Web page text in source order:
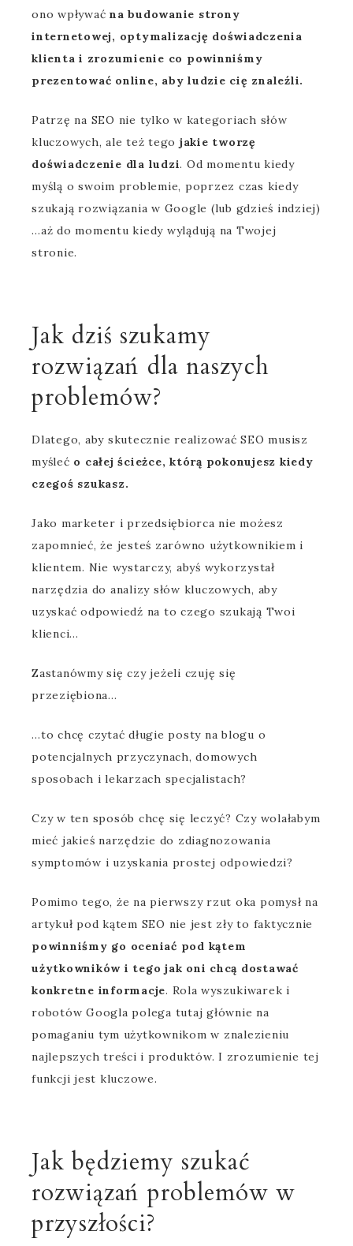
ono wpływać na budowanie strony
internetowej, optymalizację doświadczenia
klienta i zrozumienie co powinniśmy
prezentować online, aby ludzie cię znaleźli.
Patrzę na SEO nie tylko w kategoriach słów
kluczowych, ale też tego jakie tworzę
doświadczenie dla ludzi. Od momentu kiedy
myślą o swoim problemie, poprzez czas kiedy
szukają rozwiązania w Google (lub gdzieś indziej)
…aż do momentu kiedy wylądują na Twojej
stronie.
Jak dziś szukamy
rozwiązań dla naszych
problemów?
Dlatego, aby skutecznie realizować SEO musisz
myśleć o całej ścieżce, którą pokonujesz kiedy
czegoś szukasz.
Jako marketer i przedsiębiorca nie możesz
zapomnieć, że jesteś zarówno użytkownikiem i
klientem. Nie wystarczy, abyś wykorzystał
narzędzia do analizy słów kluczowych, aby
uzyskać odpowiedź na to czego szukają Twoi
klienci…
Zastanówmy się czy jeżeli czuję się
przeziębiona…
…to chcę czytać długie posty na blogu o
potencjalnych przyczynach, domowych
sposobach i lekarzach specjalistach?
Czy w ten sposób chcę się leczyć? Czy wolałabym
mieć jakieś narzędzie do zdiagnozowania
symptomów i uzyskania prostej odpowiedzi?
Pomimo tego, że na pierwszy rzut oka pomysł na
artykuł pod kątem SEO nie jest zły to faktycznie
powinniśmy go oceniać pod kątem
użytkowników i tego jak oni chcą dostawać
konkretne informacje. Rola wyszukiwarek i
robotów Googla polega tutaj głównie na
pomaganiu tym użytkownikom w znalezieniu
najlepszych treści i produktów. I zrozumienie tej
funkcji jest kluczowe.
Jak będziemy szukać
rozwiązań problemów w
przyszłości?